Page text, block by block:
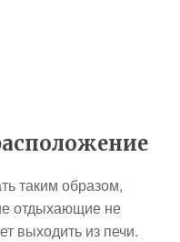
таким образом,
отдыхающие не
выходить из печи.